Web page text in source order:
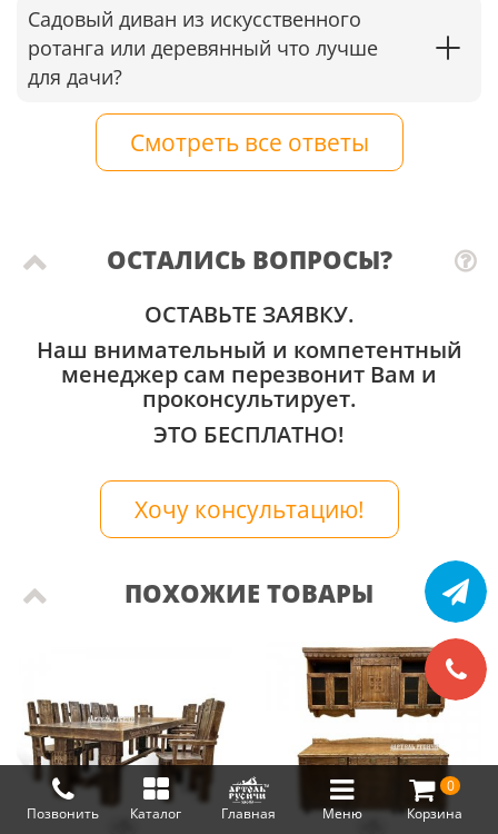
Меню
Позвонить Каталог Главная
0
Корзина
Садовый диван из искусственного
ротанга или деревянный что лучше
для дачи?
Смотреть все ответы
ОСТАЛИСЬ ВОПРОСЫ?
ОСТАВЬТЕ ЗАЯВКУ.
Наш внимательный и компетентный
менеджер сам перезвонит Вам и
проконсультирует.
ЭТО БЕСПЛАТНО!
Хочу консультацию!
ПОХОЖИЕ ТОВАРЫ